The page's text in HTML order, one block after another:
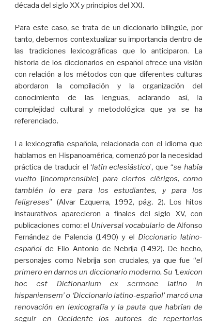
década del siglo XX y principios del XXI.
Para este caso, se trata de un diccionario bilingüe, por
tanto, debemos contextualizar su importancia dentro de
las tradiciones lexicográficas que lo anticiparon. La
historia de los diccionarios en español ofrece una visión
con relación a los métodos con que diferentes culturas
abordaron la compilación y la organización del
conocimiento de las lenguas, aclarando así, la
complejidad cultural y metodológica que ya se ha
referenciado.
La lexicografía española, relacionada con el idioma que
hablamos en Hispanoamérica, comenzó por la necesidad
práctica de traducir el ‘latín eclesiástico’, que “se había
vuelto [incomprensible] para ciertos clérigos, como
también lo era para los estudiantes, y para los
feligreses” (Alvar Ezquerra, 1992, pág. 2). Los hitos
instaurativos aparecieron a finales del siglo XV, con
publicaciones como: el Universal vocabulario de Alfonso
Fernández de Palencia (1490) y el Diccionario latino-
español de Elio Antonio de Nebrija (1492). De hecho,
personajes como Nebrija son cruciales, ya que fue “el
primero en darnos un diccionario moderno. Su ‘Lexicon
hoc est Dictionarium ex sermone latino in
hispaniensem’ o ‘Diccionario latino-español’ marcó una
renovación en lexicografía y la pauta que habrían de
seguir en Occidente los autores de repertorios